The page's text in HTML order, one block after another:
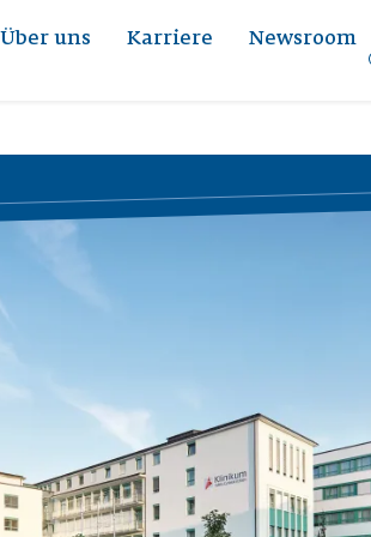
Über uns Karriere Newsroom